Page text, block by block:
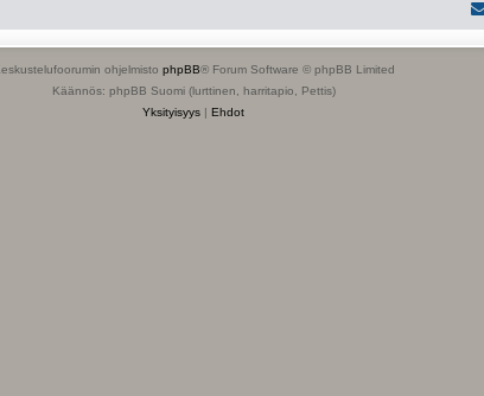
ohjelmisto phpBB® Forum Software © phpBB Limited
Käännös: phpBB Suomi (lurttinen, harritapio, Pettis)
Yksityisyys | Ehdot